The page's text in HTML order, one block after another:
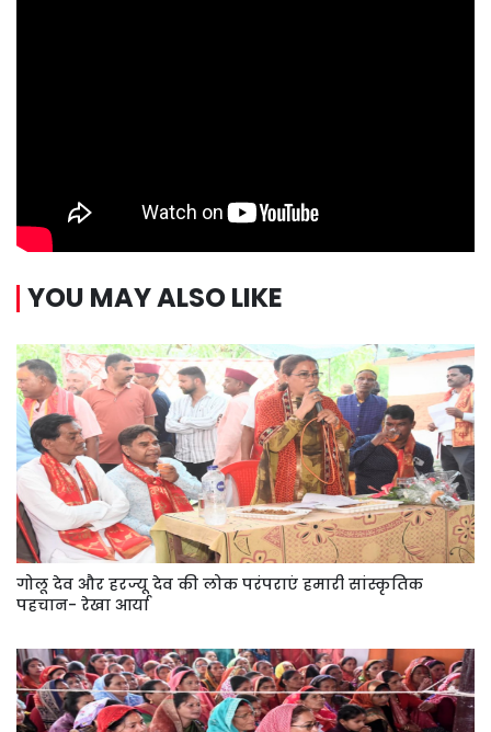
YOU MAY ALSO LIKE
गोलू देव और हरज्यू देव की लोक परंपराएं हमारी सांस्कृतिक
पहचान- रेखा आर्या